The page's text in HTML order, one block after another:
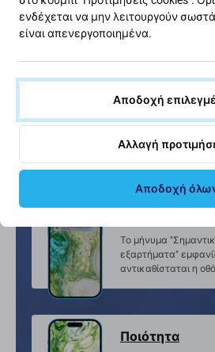
μια νέα μη πρωτότυπη
συσκευής.
Το μήνυμα
εξαρτήματα"
αντικαθίσταται η
Ποιότητα
ενδέχεται να μην λειτουργούν
είναι απενεργοποιημένα.
Αποδοχή
Αλλαγή
Αποδοχή